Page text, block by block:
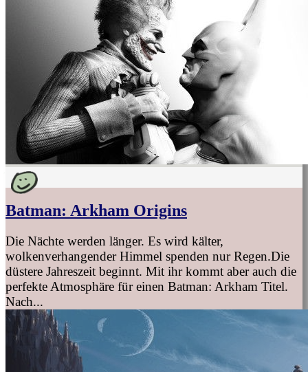
Batman: Arkham Origins
Die Nächte werden länger. Es wird kälter,
wolkenverhangender Himmel spenden nur Regen.Die
düstere Jahreszeit beginnt. Mit ihr kommt aber auch die
perfekte Atmosphäre für einen Batman: Arkham Titel.
Nach...